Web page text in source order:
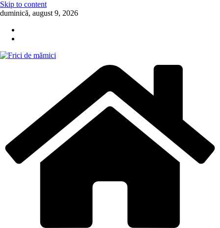
Skip to content
duminică, august 9, 2026